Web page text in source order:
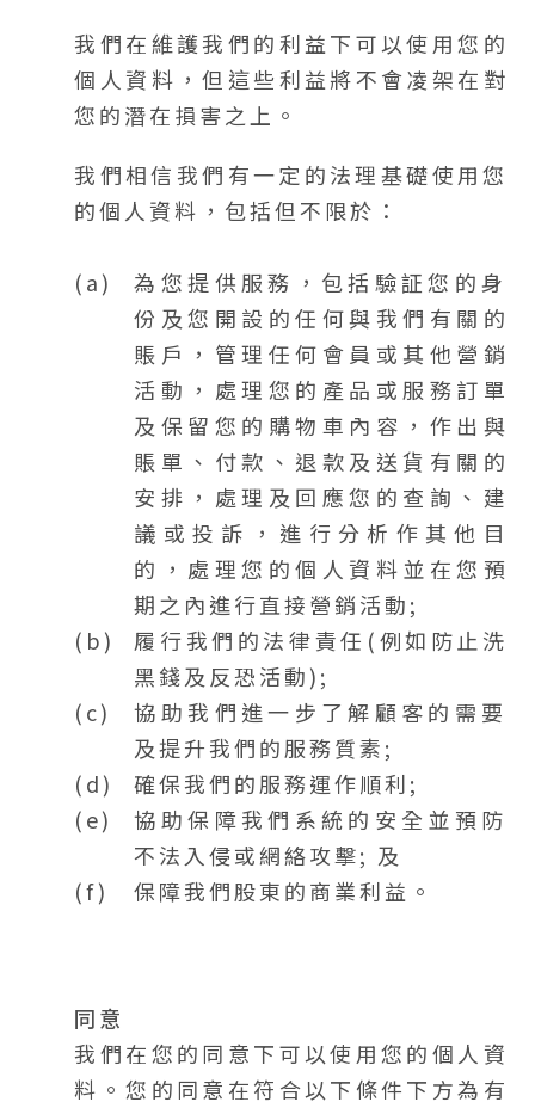
我們在維護我們的利益下可以使用您的
個人資料，但這些利益將不會凌架在對
您的潛在損害之上。
我們相信我們有一定的法理基礎使用您
的個人資料，包括但不限於：
為您提供服務，包括驗証您的身
份及您開設的任何與我們有關的
賬戶，管理任何會員或其他營銷
活動，處理您的產品或服務訂單
及保留您的購物車內容，作出與
賬單、付款、退款及送貨有關的
安排，處理及回應您的查詢、建
議或投訴，進行分析作其他目
的，處理您的個人資料並在您預
期之內進行直接營銷活動;
履行我們的法律責任(例如防止洗
黑錢及反恐活動);
協助我們進一步了解顧客的需要
及提升我們的服務質素;
確保我們的服務運作順利;
協助保障我們系統的安全並預防
不法入侵或網絡攻擊; 及
保障我們股東的商業利益。
同意
我們在您的同意下可以使用您的個人資
料。您的同意在符合以下條件下方為有